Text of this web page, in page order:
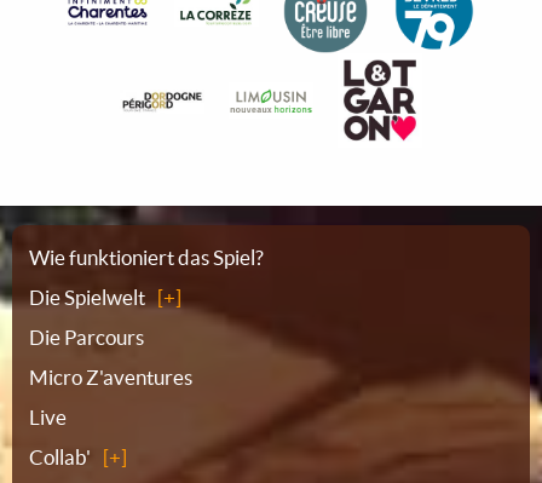
Sitemap
Wie funktioniert das Spiel?
Die Spielwelt
Die Parcours
Micro Z'aventures
Live
Collab'